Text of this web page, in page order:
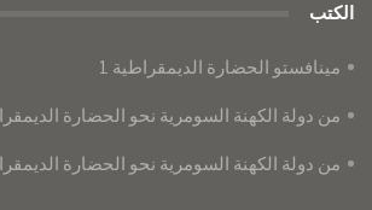
الكتب
مينافستو الحضارة الديمقراطية 1
من دولة الكهنة السومرية نحو الحضارة
من دولة الكهنة السومرية نحو الحضارة